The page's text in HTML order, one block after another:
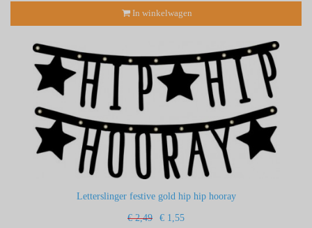
In winkelwagen
Letterslinger festive gold hip hip hooray
€ 2,49 € 1,55